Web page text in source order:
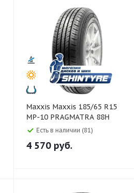
Maxxis Maxxis 185/65 R15
MP-10 PRAGMATRA 88H
Есть в наличии (81)
4 570 руб.